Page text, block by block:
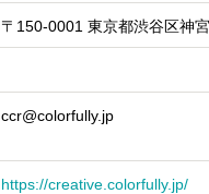
〒150-0001 東京都渋谷区神
ccr@colorfully.jp
https://creative.colorfully.jp/